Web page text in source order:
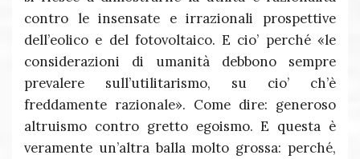
contro le insensate e irrazionali prospettive
dell’eolico e del fotovoltaico. E cio’ perché «le
considerazioni di umanità debbono sempre
prevalere sull’utilitarismo, su cio’ ch’è
freddamente razionale». Come dire: generoso
altruismo contro gretto egoismo. E questa è
veramente un’altra balla molto grossa: perché,